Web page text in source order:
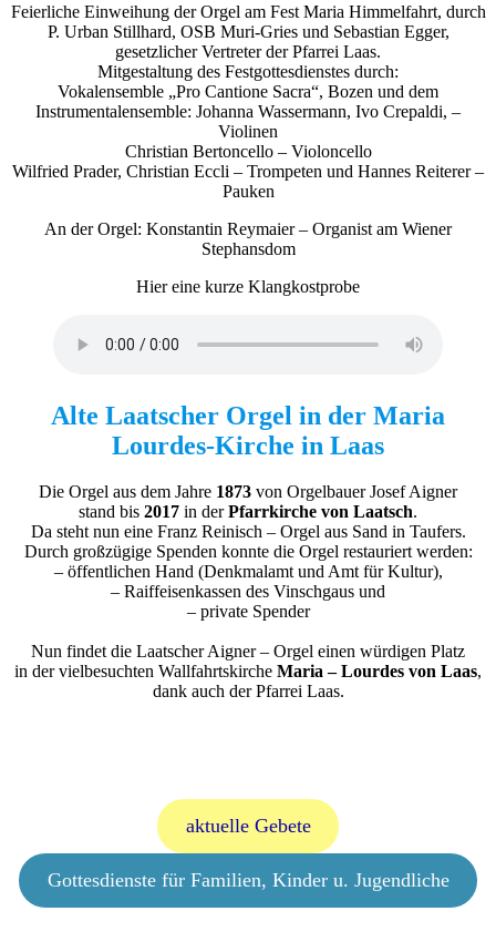
Feierliche Einweihung der Orgel am Fest Maria Himmelfahrt, durch
P. Urban Stillhard, OSB Muri-Gries und Sebastian Egger,
gesetzlicher Vertreter der Pfarrei Laas.
Mitgestaltung des Festgottesdienstes durch:
Vokalensemble „Pro Cantione Sacra“, Bozen und dem
Instrumentalensemble: Johanna Wassermann, Ivo Crepaldi, –
Violinen
Christian Bertoncello – Violoncello
Wilfried Prader, Christian Eccli – Trompeten und Hannes Reiterer –
Pauken
An der Orgel: Konstantin Reymaier – Organist am Wiener
Stephansdom
Hier eine kurze Klangkostprobe
Alte Laatscher Orgel in der Maria
Lourdes-Kirche in Laas
Die Orgel aus dem Jahre 1873 von Orgelbauer Josef Aigner
stand bis 2017 in derPfarrkirche von Laatsch.
Da steht nun eine Franz Reinisch – Orgel aus Sand in Taufers.
Durch großzügige Spenden konnte die Orgel restauriert werden:
– öffentlichen Hand (Denkmalamt und Amt für Kultur),
– Raiffeisenkassen des Vinschgaus und
– private Spender
Nun findet die Laatscher Aigner – Orgel einen würdigen Platz
in der vielbesuchten Wallfahrtskirche Maria – Lourdes von Laas,
dank auch der Pfarrei Laas.
aktuelle Gebete
Gottesdienste für Familien, Kinder u. Jugendliche